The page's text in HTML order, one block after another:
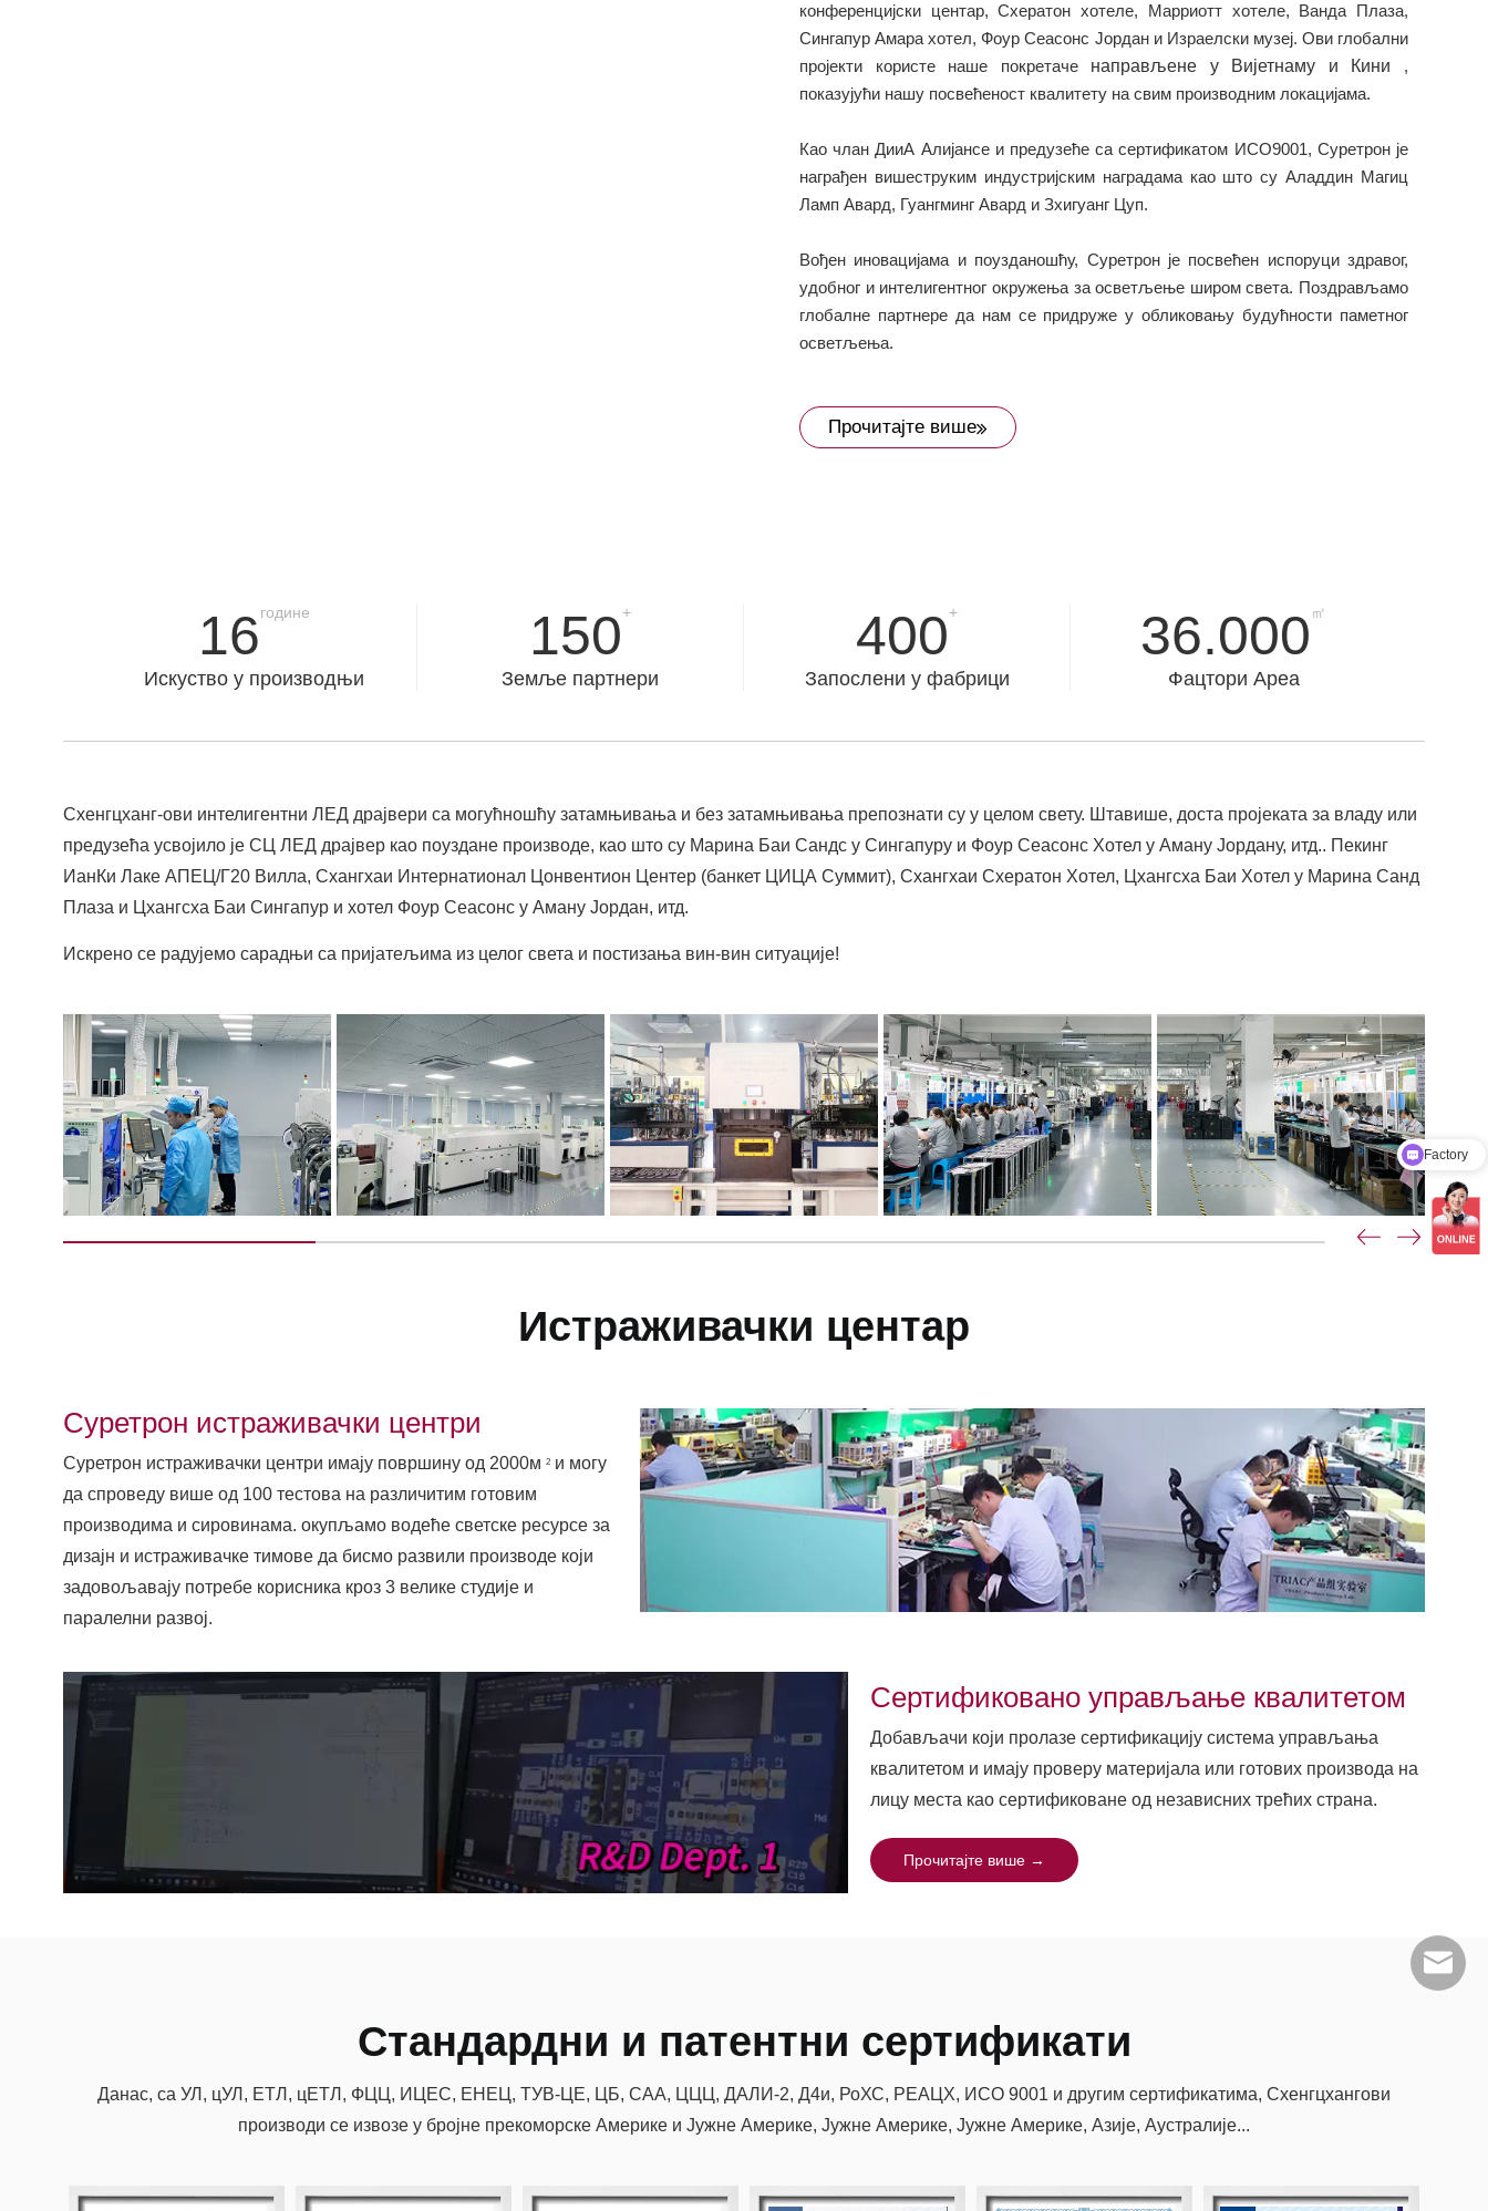
конференцијски центар, Схератон хотеле, Марриотт хотеле, Ванда Плаза,
Сингапур Амара хотел, Фоур Сеасонс Јордан и Израелски музеј. Ови глобални
пројекти користе наше покретаче направљене у Вијетнаму и Кини ,
показујући нашу посвећеност квалитету на свим производним локацијама.
Као члан ДииА Алијансе и предузеће са сертификатом ИСО9001, Суретрон је
награђен вишеструким индустријским наградама као што су Аладдин Магиц
Ламп Авард, Гуангминг Авард и Зхигуанг Цуп.
Вођен иновацијама и поузданошћу, Суретрон је посвећен испоруци здравог,
удобног и интелигентног окружења за осветљење широм света. Поздрављамо
глобалне партнере да нам се придруже у обликовању будућности паметног
осветљења.
Прочитајте више
16године
Искуство у производњи
150+
Земље партнери
400+
Запослени у фабрици
36.000 ㎡
Фацтори Ареа
Схенгцханг-ови интелигентни ЛЕД драјвери са могућношћу затамњивања и без затамњивања препознати су у целом свету. Штавише, доста пројеката за владу или
предузећа усвојило је СЦ ЛЕД драјвер као поуздане производе, као што су Марина Баи Сандс у Сингапуру и Фоур Сеасонс Хотел у Аману Јордану, итд.. Пекинг
ИанКи Лаке АПЕЦ/Г20 Вилла, Схангхаи Интернатионал Цонвентион Центер (банкет ЦИЦА Суммит), Схангхаи Схератон Хотел, Цхангсха Баи Хотел у Марина Санд
Плаза и Цхангсха Баи Сингапур и хотел Фоур Сеасонс у Аману Јордан, итд.
Искрено се радујемо сарадњи са пријатељима из целог света и постизања вин-вин ситуације!
Истраживачки центар
Суретрон истраживачки центри
Суретрон истраживачки центри имају површину од 2000м 2 и могу
да спроведу више од 100 тестова на различитим готовим
производима и сировинама. окупљамо водеће светске ресурсе за
дизајн и истраживачке тимове да бисмо развили производе који
задовољавају потребе корисника кроз 3 велике студије и
паралелни развој.
Сертификовано управљање квалитетом
Добављачи који пролазе сертификацију система управљања
квалитетом и имају проверу материјала или готових производа на
лицу места као сертификоване од независних трећих страна.
Прочитајте више →
Стандардни и патентни сертификати
Данас, са УЛ, цУЛ, ЕТЛ, цЕТЛ, ФЦЦ, ИЦЕС, ЕНЕЦ, ТУВ-ЦЕ, ЦБ, САА, ЦЦЦ, ДАЛИ-2, Д4и, РоХС, РЕАЦХ, ИСО 9001 и другим сертификатима, Схенгцхангови
производи се извозе у бројне прекоморске Америке и Јужне Америке, Јужне Америке, Јужне Америке, Азије, Аустралије...
Product Catalog
Factory